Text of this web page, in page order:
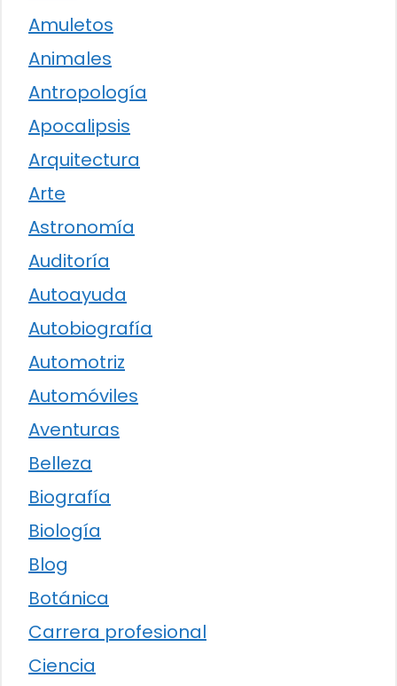
Amuletos
Animales
Antropología
Apocalipsis
Arquitectura
Arte
Astronomía
Auditoría
Autoayuda
Autobiografía
Automotriz
Automóviles
Aventuras
Belleza
Biografía
Biología
Blog
Botánica
Carrera profesional
Ciencia